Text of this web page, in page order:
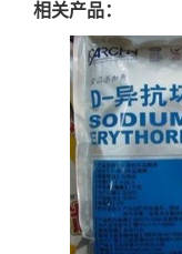
相关产品：